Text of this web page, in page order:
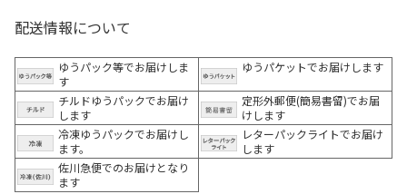
配送情報について
ゆうパック等でお届けしま
す
ゆうパケットでお届けします
チルドゆうパックでお届け
します
定形外郵便(簡易書留)でお届
けします
冷凍ゆうパックでお届けし
ます。
レターパックライトでお届け
します
佐川急便でのお届けとなり
ます